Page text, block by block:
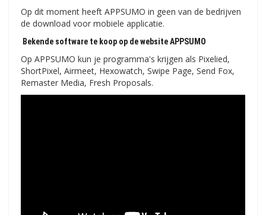
Op dit moment heeft APPSUMO in geen van de bedrijven
de download voor mobiele applicatie.
Bekende software te koop op de website APPSUMO
Op APPSUMO kun je programma's krijgen als Pixelied,
ShortPixel, Airmeet, Hexowatch, Swipe Page, Send Fox,
Remaster Media, Fresh Proposals.